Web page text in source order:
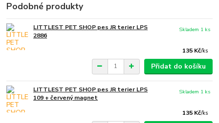
Podobné produkty
LITTLEST PET SHOP pes JR terier LPS
2886
135 Kč/ks
Skladem 1 ks
Přidat do košíku
LITTLEST PET SHOP pes JR terier LPS
109 + červený magnet
135 Kč/ks
Skladem 1 ks